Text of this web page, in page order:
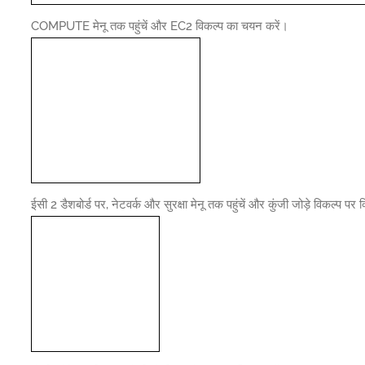
COMPUTE मेनू तक पहुंचें और EC2 विकल्प का चयन करें।
ईसी 2 डैशबोर्ड पर, नेटवर्क और सुरक्षा मेनू तक पहुंचें और कुंजी जोड़े विकल्प पर